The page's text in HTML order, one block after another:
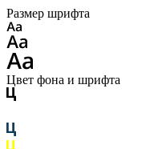
Размер шрифта
Цвет фона и шрифта